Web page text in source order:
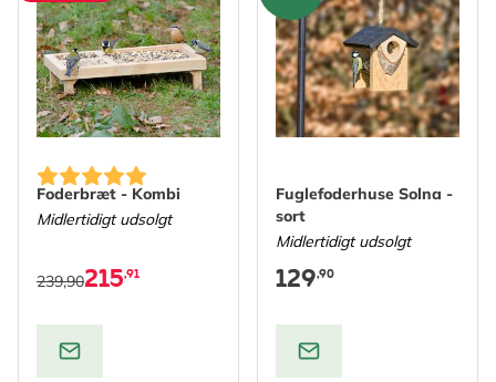
Foderbræt - Kombi
Midlertidigt udsolgt
215,91
239,90
Fuglefoderhuse Solna -
sort
Midlertidigt udsolgt
129,90